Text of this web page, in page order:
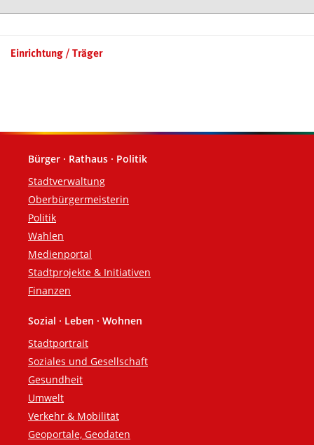
Einrichtung / Träger
Fußzeile
Bürger · Rathaus · Politik
Stadtverwaltung
Oberbürgermeisterin
Politik
Wahlen
Medienportal
Stadtprojekte & Initiativen
Finanzen
Sozial · Leben · Wohnen
Stadtportrait
Soziales und Gesellschaft
Gesundheit
Umwelt
Verkehr & Mobilität
Geoportale, Geodaten